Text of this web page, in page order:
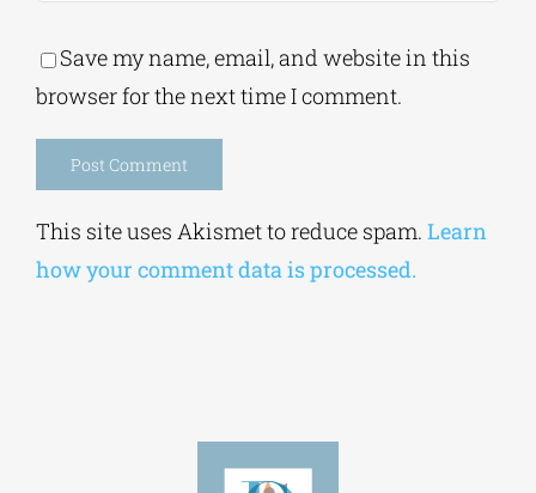
Save my name, email, and website in this
browser for the next time I comment.